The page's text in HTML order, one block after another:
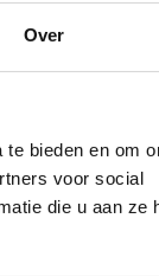
Over
bieden en om
voor social
die u aan ze